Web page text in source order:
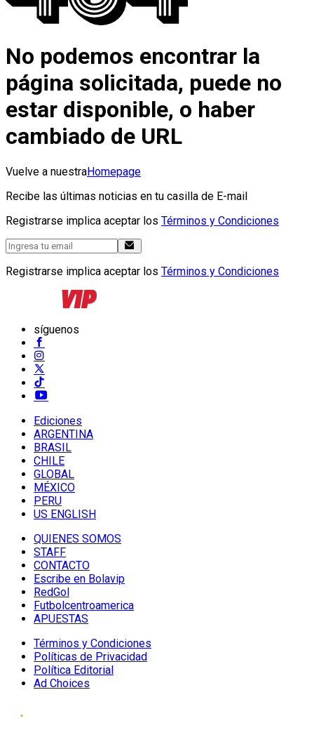
No podemos encontrar la
página solicitada, puede no
estar disponible, o haber
cambiado de URL
Vuelve a nuestraHomepage
Recibe las últimas noticias en tu casilla de E-mail
Registrarse implica aceptar los Términos y Condiciones
Registrarse implica aceptar los Términos y Condiciones
síguenos
Ediciones
ARGENTINA
BRASIL
CHILE
GLOBAL
MÉXICO
PERU
US ENGLISH
QUIENES SOMOS
STAFF
CONTACTO
Escribe en Bolavip
RedGol
Futbolcentroamerica
APUESTAS
Términos y Condiciones
Políticas de Privacidad
Política Editorial
Ad Choices